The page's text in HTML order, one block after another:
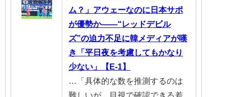
ム？」アウェーなのに日本サポ
が優勢か――“レッドデビル
ズ”の迫力不足に韓メディアが嘆
き「平日夜を考慮してもかなり
少ない」【E-1】
…「具体的な数を推測するのは
難しいが、目視で確認できる差